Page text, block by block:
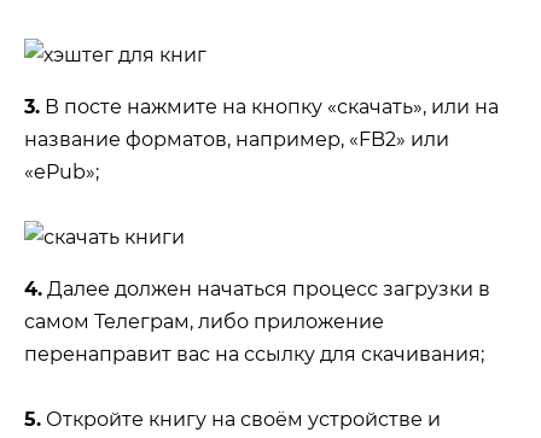
3. В посте нажмите на кнопку «скачать», или на
название форматов, например, «FB2» или
«ePub»;
4. Далее должен начаться процесс загрузки в
самом Телеграм, либо приложение
перенаправит вас на ссылку для скачивания;
5. Откройте книгу на своём устройстве и